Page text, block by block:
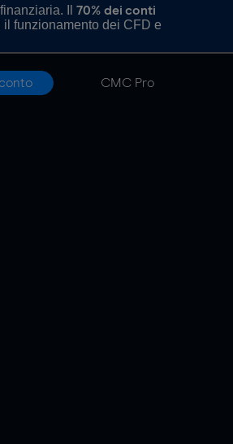
Il 70% dei conti
funzionamento dei CFD e
CMC Pro